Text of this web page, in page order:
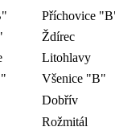
Příchovice
Ždírec
Litohlavy
Všenice "B"
Dobřív
Rožmitál